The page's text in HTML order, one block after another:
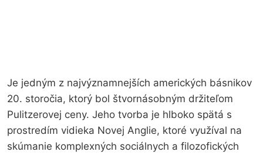
Je jedným z najvýznamnejších amerických básnikov
20. storočia, ktorý bol štvornásobným držiteľom
Pulitzerovej ceny. Jeho tvorba je hlboko spätá s
prostredím vidieka Novej Anglie, ktoré využíval na
skúmanie komplexných sociálnych a filozofických